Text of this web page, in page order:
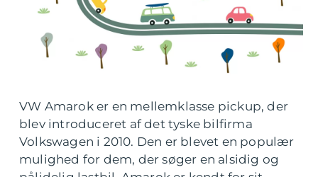
VW Amarok er en mellemklasse pickup, der
blev introduceret af det tyske bilfirma
Volkswagen i 2010. Den er blevet en populær
mulighed for dem, der søger en alsidig og